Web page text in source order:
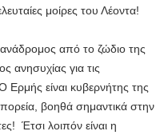
μοίρες του Λέοντα!
ανάδρομος από το ζώδιο της
ανησυχίας για τις
Ερμής είναι κυβερνήτης της
βοηθά σημαντικά στην
Έτσι λοιπόν είναι η